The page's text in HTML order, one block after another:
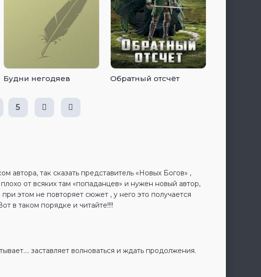
Будни негодяев Обратный отсчёт
5
автора, так сказать представитель «Новых Богов» ,
от всяких там «попаданцев» и нужен новый автор,
этом не повторяет сюжет , у него это получается
в таком порядке и читайте!!!!
заставляет волноваться и ждать продолжения.